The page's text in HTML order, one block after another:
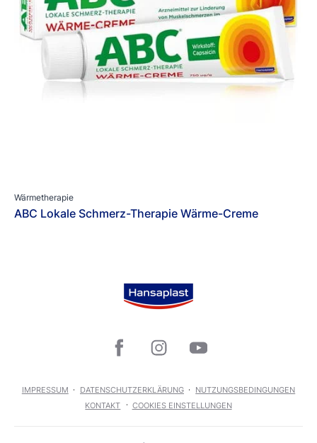
Wärmetherapie
ABC Lokale Schmerz-Therapie Wärme-Creme
IMPRESSUM DATENSCHUTZERKLÄRUNG
NUTZUNGSBEDINGUNGEN
KONTAKT
COOKIES EINSTELLUNGEN